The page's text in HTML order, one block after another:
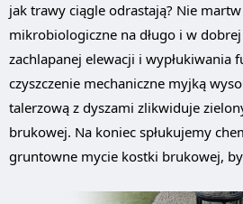
jak trawy ciągle odrastają? Nie
mikrobiologiczne na długo i w
zachlapanej elewacji i wypłukiwania
czyszczenie mechaniczne myjką
talerzową z dyszami zlikwiduje
brukowej. Na koniec spłukujemy
gruntowne mycie kostki brukowej, by